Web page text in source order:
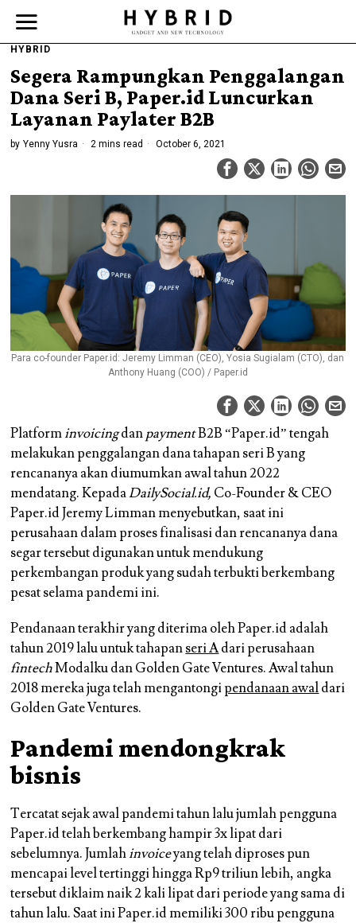
HYBRID
Segera Rampungkan Penggalangan
Dana Seri B, Paper.id Luncurkan
Layanan Paylater B2B
by Yenny Yusra 2 mins read October 6, 2021
Para co-founder Paper.id: Jeremy Limman (CEO), Yosia Sugialam (CTO), dan
Anthony Huang (COO) / Paper.id
PlatforminvoicingdanpaymentB2B “Paper.id” tengah
melakukan penggalangan dana tahapan seri B yang
rencananya akan diumumkan awal tahun 2022
mendatang. KepadaDailySocial.id, Co-Founder & CEO
Paper.id Jeremy Limman menyebutkan, saat ini
perusahaan dalam proses finalisasi dan rencananya dana
segar tersebut digunakan untuk mendukung
perkembangan produk yang sudah terbukti berkembang
pesat selama pandemi ini.
Pendanaan terakhir yang diterima oleh Paper.id adalah
tahun 2019 lalu untuk tahapanseri Adari perusahaan
fintechModalku dan Golden Gate Ventures. Awal tahun
2018 mereka juga telah mengantongipendanaan awaldari
Golden Gate Ventures.
Pandemi mendongkrak
bisnis
Tercatat sejak awal pandemi tahun lalu jumlah pengguna
Paper.id telah berkembang hampir 3x lipat dari
sebelumnya. Jumlahinvoiceyang telah diproses pun
mencapai level tertinggi hingga Rp9 triliun lebih, angka
tersebut diklaim naik 2 kali lipat dari periode yang sama di
tahun lalu. ​Saat ini Paper.id memiliki 300 ribu pengguna